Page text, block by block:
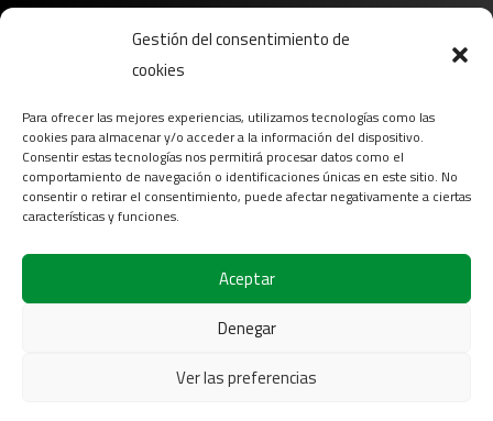
Gestión del consentimiento de
cookies
Para ofrecer las mejores experiencias, utilizamos tecnologías como las
cookies para almacenar y/o acceder a la información del dispositivo.
Consentir estas tecnologías nos permitirá procesar datos como el
comportamiento de navegación o identificaciones únicas en este sitio. No
consentir o retirar el consentimiento, puede afectar negativamente a ciertas
características y funciones.
Aceptar
Denegar
Ver las preferencias
Sobre nosotros
Descargar
Contacto
Login
Síganos en